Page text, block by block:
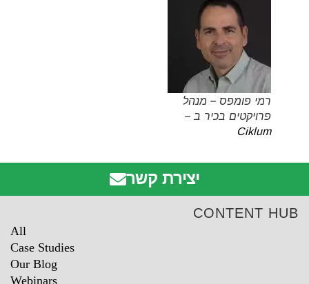
רמי פומפס – מנהל
פרויקטים בכיר ב –
Ciklum
יצירת קשר
CONTENT HUB
All
Case Studies
Our Blog
Webinars